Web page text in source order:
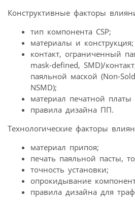
Конструктивные факторы
тип компонента CSP;
материалы и конструкция;
контакт, ограниченный
mask-defined, SMD)/
паяльной маской (Non-
NSMD);
материал печатной платы
правила дизайна ПП.
Технологические факторы
материал припоя;
печать паяльной пасты,
точность установки;
опрокидывание
правила дизайна для